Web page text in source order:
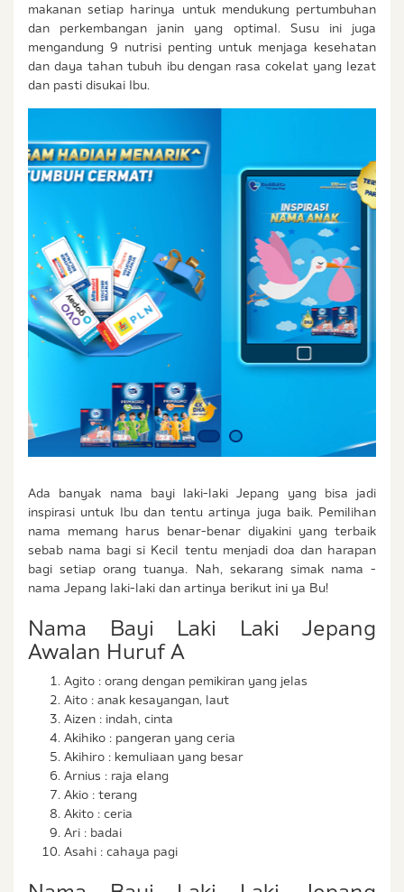
makanan setiap harinya untuk mendukung pertumbuhan
dan perkembangan janin yang optimal. Susu ini juga
mengandung 9 nutrisi penting untuk menjaga kesehatan
dan daya tahan tubuh ibu dengan rasa cokelat yang lezat
dan pasti disukai Ibu.
Ada banyak nama bayi laki-laki Jepang yang bisa jadi
inspirasi untuk Ibu dan tentu artinya juga baik. Pemilihan
nama memang harus benar-benar diyakini yang terbaik
sebab nama bagi si Kecil tentu menjadi doa dan harapan
bagi setiap orang tuanya. Nah, sekarang simak nama -
nama Jepang laki-laki dan artinya berikut ini ya Bu!
Nama Bayi Laki Laki Jepang
Awalan Huruf A
Agito : orang dengan pemikiran yang jelas
Aito : anak kesayangan, laut
Aizen : indah, cinta
Akihiko : pangeran yang ceria
Akihiro : kemuliaan yang besar
Arnius : raja elang
Akio : terang
Akito : ceria
Ari : badai
Asahi : cahaya pagi